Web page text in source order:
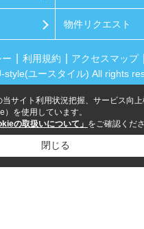
物件リクエスト
利用規約 アクセスマップ
style(ユースタイル) All rights
サイト利用状況把握、サービス向上
を使用しています。
の取扱いについて」 をご確認くださ
閉じる